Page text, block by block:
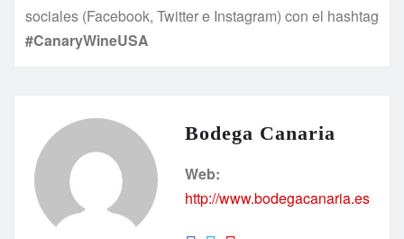
sociales (Facebook, Twitter e Instagram) con el hashtag
#CanaryWineUSA
Bodega Canaria
Web:
http://www.bodegacanaria.es